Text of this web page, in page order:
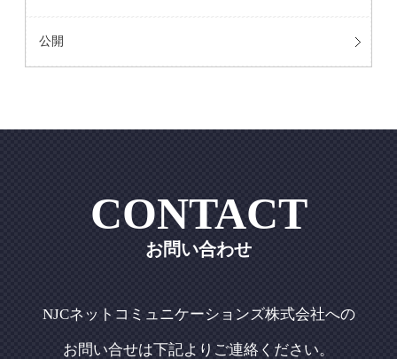
公開
CONTACT
お問い合わせ
NJCネットコミュニケーションズ株式会社への
お問い合せは下記よりご連絡ください。